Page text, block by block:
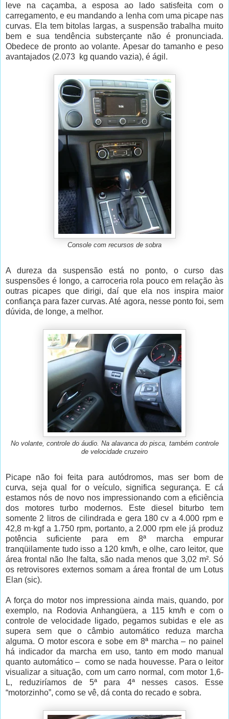
leve na caçamba, a esposa ao lado satisfeita com o
carregamento, e eu mandando a lenha com uma picape nas
curvas. Ela tem bitolas largas, a suspensão trabalha muito
bem e sua tendência substerçante não é pronunciada.
Obedece de pronto ao volante. Apesar do tamanho e peso
avantajados (2.073 kg quando vazia), é ágil.
Console com recursos de sobra
A dureza da suspensão está no ponto, o curso das
suspensões é longo, a carroceria rola pouco em relação às
outras picapes que dirigi, daí que ela nos inspira maior
confiança para fazer curvas. Até agora, nesse ponto foi, sem
dúvida, de longe, a melhor.
No volante, controle do áudio. Na alavanca do pisca, também controle
de velocidade cruzeiro
Picape não foi feita para autódromos, mas ser bom de
curva, seja qual for o veículo, significa segurança. E cá
estamos nós de novo nos impressionando com a eficiência
dos motores turbo modernos. Este diesel biturbo tem
somente 2 litros de cilindrada e gera 180 cv a 4.000 rpm e
42,8 m·kgf a 1.750 rpm, portanto, a 2.000 rpm ele já produz
potência suficiente para em 8ª marcha empurar
tranqüilamente tudo isso a 120 km/h, e olhe, caro leitor, que
área frontal não lhe falta, são nada menos que 3,02 m². Só
os retrovisores externos somam a área frontal de um Lotus
Elan (sic).
A força do motor nos impressiona ainda mais, quando, por
exemplo, na Rodovia Anhangüera, a 115 km/h e com o
controle de velocidade ligado, pegamos subidas e ele as
supera sem que o câmbio automático reduza marcha
alguma. O motor escora e sobe em 8ª marcha – no painel
há indicador da marcha em uso, tanto em modo manual
quanto automático – como se nada houvesse. Para o leitor
visualizar a situação, com um carro normal, com motor 1,6-
L, reduziríamos de 5ª para 4ª nesses casos. Esse
“motorzinho”, como se vê, dá conta do recado e sobra.